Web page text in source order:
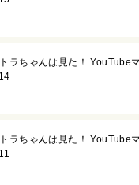
ラちゃんは見た！ YouTube
ラちゃんは見た！ YouTube